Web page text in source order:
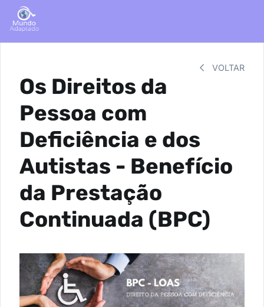
VOLTAR
Os Direitos da
Pessoa com
Deficiência e dos
Autistas - Benefício
da Prestação
Continuada (BPC)